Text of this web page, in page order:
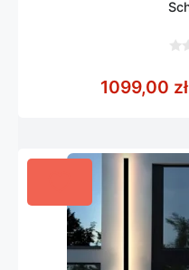
5
1099,00 zł